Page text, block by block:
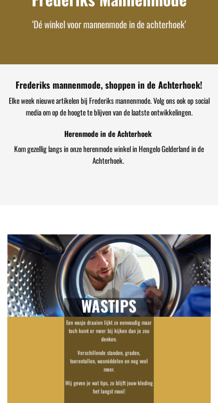
‘Dé winkel voor mannenmode in de achterhoek’
Frederiks mannenmode, shoppen in de Achterhoek!
Elke week nieuwe artikelen bij Frederiks mannenmode. Volg ons ook op social
media om op de hoogte te blijven van de laatste ontwikkelingen.
Herenmode in de Achterhoek
Kom gezellig langs in onze herenmode winkel in Hengelo Gelderland in de
Achterhoek.
WASTIPS
Een wasje draaien lijkt zo eenvoudig maar
toch komt er meer bij kijken dan je zou
denken.
Verschillende standen, graden,
toerentallen, wasmiddelen en nog veel
meer.
Wij geven je wat tips, zo blijft jouw kleding
het langst mooi!